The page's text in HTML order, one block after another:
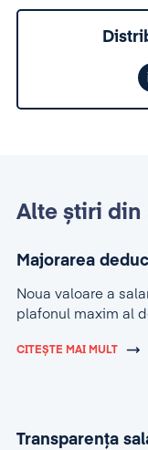
Alte știri din
Majorarea
Noua valoare a
plafonul maxim al
CITEȘTE MAI MULT
Transparența